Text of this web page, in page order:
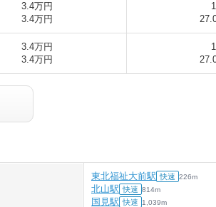
3.4万円
3.4万円
3.4万円
3.4万円
東北福祉大前駅 快速 226m
北山駅 快速 814m
国見駅 快速 1,039m